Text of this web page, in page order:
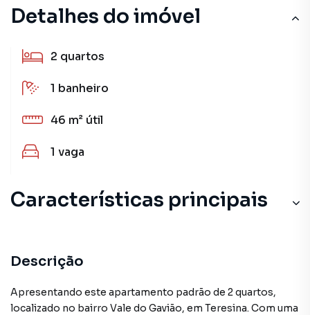
Detalhes do imóvel
2 quartos
1 banheiro
46 m² útil
1 vaga
Características principais
Descrição
Apresentando este apartamento padrão de 2 quartos,
localizado no bairro Vale do Gavião, em Teresina. Com uma